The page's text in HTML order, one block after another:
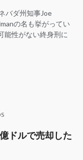
バダ州知事Joe
の名も挙がってい
能性がない終身刑に
ドルで売却した